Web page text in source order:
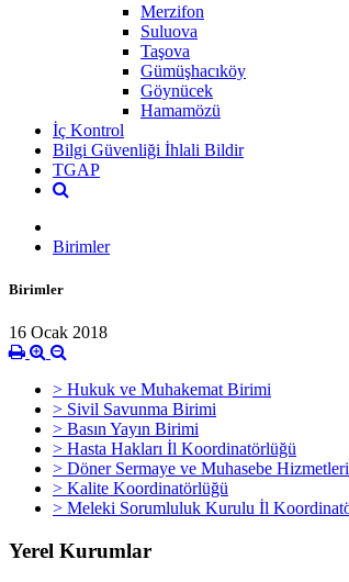
Merzifon
Suluova
Taşova
Gümüşhacıköy
Göynücek
Hamamözü
İç Kontrol
Bilgi Güvenliği İhlali Bildir
TGAP
Birimler
Birimler
16 Ocak 2018
> Hukuk ve Muhakemat Birimi
> Sivil Savunma Birimi
> Basın Yayın Birimi
> Hasta Hakları İl Koordinatörlüğü
> Döner Sermaye ve Muhasebe
> Kalite Koordinatörlüğü
> Meleki Sorumluluk Kurulu İl
Yerel Kurumlar